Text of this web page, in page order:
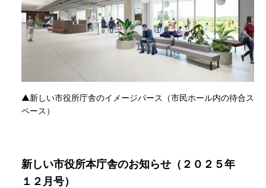
▲新しい市役所庁舎のイメージパース（市民ホール内の待合ス
ペース）
新しい市役所本庁舎のお知らせ（２０２５年
１２月号）